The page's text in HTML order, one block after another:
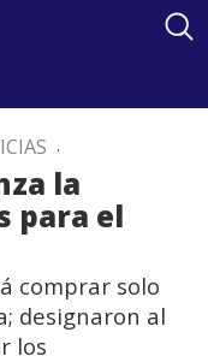
.
la
para el
comprar solo
designaron al
los